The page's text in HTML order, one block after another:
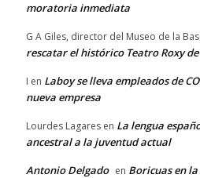
moratoria inmediata
G A Giles, director del Museo de la
rescatar el histórico Teatro Roxy
I en Laboy se lleva empleados de
nueva empresa
Lourdes Lagares en La lengua
ancestral a la juventud actual
Antonio Delgado en Boricuas en la